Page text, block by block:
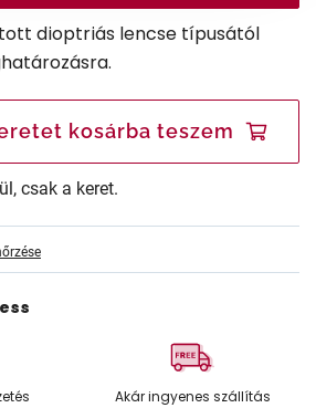
dioptriás lencse típusától
kosárba teszem
csak a keret.
Akár ingyenes szállítás